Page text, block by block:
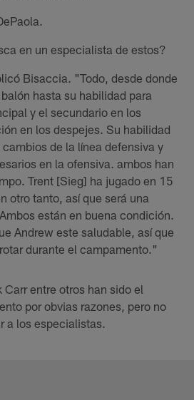
en un especialista de estos?
Bisaccia. "Todo, desde donde
hasta su habilidad para
y el secundario en los
en los despejes. Su habilidad
de la línea defensiva y
en la ofensiva. ambos han
Trent [Sieg] ha jugado en 15
otro tanto, así que será una
están en buena condición.
Andrew este saludable, así que
durante el campamento."
entre otros han sido el
por obvias razones, pero no
a los especialistas.